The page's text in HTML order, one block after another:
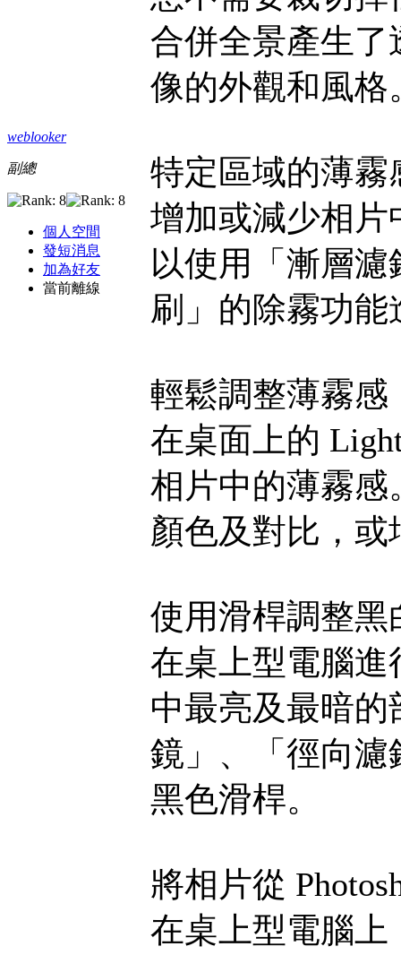
weblooker
副總
個人空間
發短消息
加為好友
當前離線
合併全景產生
像的外觀和風格
特定區域的薄霧
增加或減少相
以使用「漸層
刷」的除霧功
輕鬆調整薄霧感
在桌面上的
相片中的薄霧
顏色及對比，
使用滑桿調整黑
在桌上型電腦
中最亮及最暗
鏡」、「徑向
黑色滑桿。
將相片從
在桌上型電腦上